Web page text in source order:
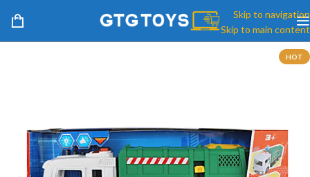
Skip to navigation
Skip to main content
HOT